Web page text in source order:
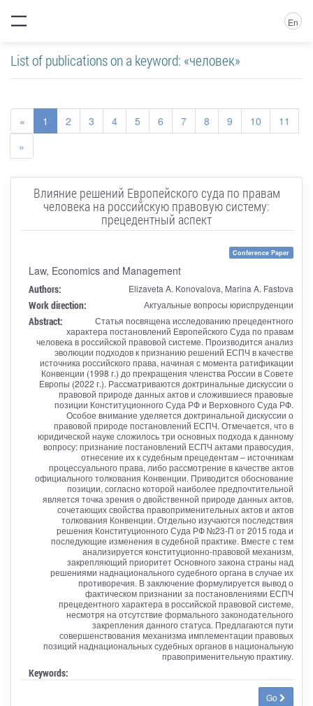
En
List of publications on a keyword: «человек»
« 1 2 3 4 5 6 7 8 9 10
11
»
Влияние решений Европейского суда по правам
человека на российскую правовую систему:
прецедентный аспект
Conference Paper
Law, Economics and Management
Authors: Elizaveta A. Konovalova, Marina A. Fastova
Work direction: Актуальные вопросы юриспруденции
Abstract:
Статья посвящена исследованию прецедентного
характера постановлений Европейского Суда по правам
человека в российской правовой системе. Производится анализ
эволюции подходов к признанию решений ЕСПЧ в качестве
источника российского права, начиная с момента ратификации
Конвенции (1998 г.) до прекращения членства России в Совете
Европы (2022 г.). Рассматриваются доктринальные дискуссии о
правовой природе данных актов и сложившиеся правовые
позиции Конституционного Суда РФ и Верховного Суда РФ.
Особое внимание уделяется доктринальной дискуссии о
правовой природе постановлений ЕСПЧ. Отмечается, что в
юридической науке сложилось три основных подхода к данному
вопросу: признание постановлений ЕСПЧ актами правосудия,
отнесение их к судебным прецедентам – источникам
процессуального права, либо рассмотрение в качестве актов
официального толкования Конвенции. Приводится обоснование
позиции, согласно которой наиболее предпочтительной
является точка зрения о двойственной природе данных актов,
сочетающих свойства правоприменительных актов и актов
толкования Конвенции. Отдельно изучаются последствия
решения Конституционного Суда РФ №23-П от 2015 года и
последующие изменения в судебной практике. Вместе с тем
анализируется конституционно-правовой механизм,
закрепляющий приоритет Основного закона страны над
решениями наднационального судебного органа в случае их
противоречия. В заключение формулируется вывод о
фактическом признании за постановлениями ЕСПЧ
прецедентного характера в российской правовой системе,
несмотря на отсутствие формального законодательного
закрепления данного статуса. Предлагаются пути
совершенствования механизма имплементации правовых
позиций наднациональных судебных органов в национальную
правоприменительную практику.
Keywords:
Go